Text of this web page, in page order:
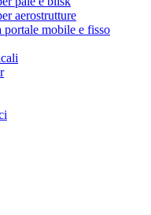
aerostrutture
mobile e fisso